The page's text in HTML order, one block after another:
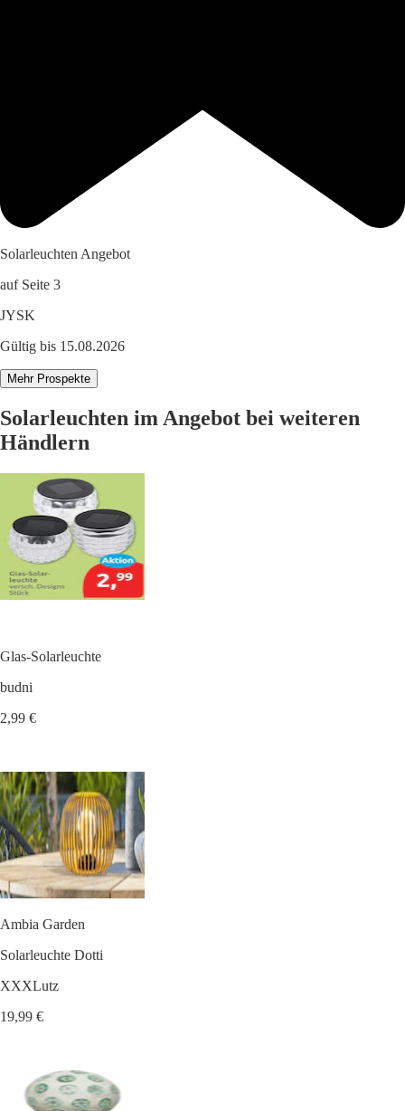
Solarleuchten Angebot
auf Seite 3
JYSK
Gültig bis 15.08.2026
Mehr Prospekte
Solarleuchten im Angebot bei weiteren
Händlern
Glas-Solarleuchte
budni
2,99 €
Ambia Garden
Solarleuchte Dotti
XXXLutz
19,99 €